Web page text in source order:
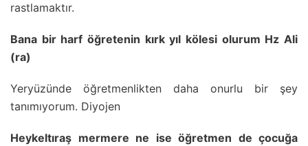
rastlamaktır.
Bana bir harf öğretenin kırk yıl kölesi olurum Hz Ali
(ra)
Yeryüzünde öğretmenlikten daha onurlu bir şey
tanımıyorum. Diyojen
Heykeltıraş mermere ne ise öğretmen de çocuğa